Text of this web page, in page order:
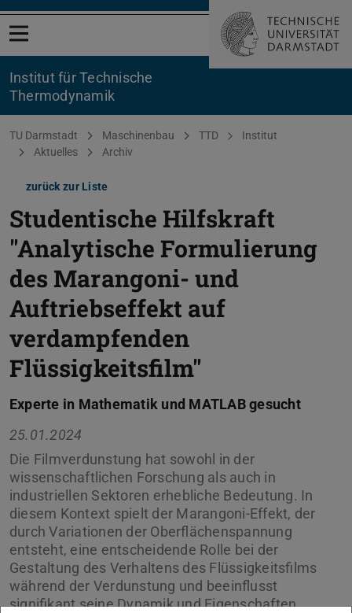
Menü öffnen
Institut für Technische
Thermodynamik
Sie befinden sich hier:
TU Darmstadt Maschinenbau TTD
Institut
Aktuelles
Archiv
zurück zur Liste
Studentische Hilfskraft
"Analytische Formulierung
des Marangoni- und
Auftriebseffekt auf
verdampfenden
Flüssigkeitsfilm"
Experte in Mathematik und MATLAB gesucht
25.01.2024
Die Filmverdunstung hat sowohl in der
wissenschaftlichen Forschung als auch in
industriellen Sektoren erhebliche Bedeutung. In
diesem Kontext spielt der Marangoni-Effekt, der
durch Variationen der Oberflächenspannung
entsteht, eine entscheidende Rolle bei der
Gestaltung des Verhaltens des Flüssigkeitsfilms
während der Verdunstung und beeinflusst
signifikant seine Dynamik und Eigenschaften.